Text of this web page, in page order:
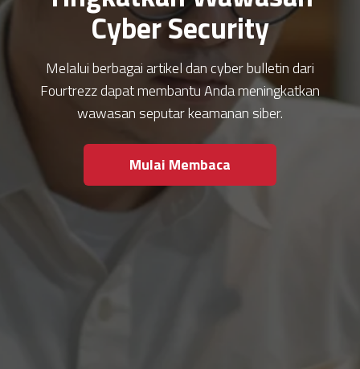
Cyber Security
Melalui berbagai artikel dan cyber bulletin dari
Fourtrezz dapat membantu Anda meningkatkan
wawasan seputar keamanan siber.
Mulai Membaca